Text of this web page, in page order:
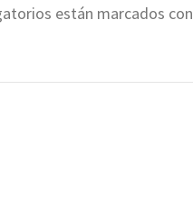
están marcados con